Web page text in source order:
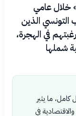
خلال عامي
الشباب التونسي الذين
18 و29 عامًا عن رغبتهم في الهجرة،
شملها
ما يثير
في